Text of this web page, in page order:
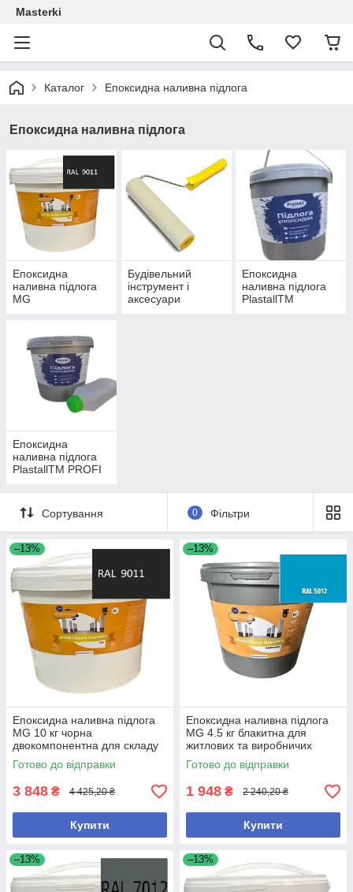
Masterki
Каталог Епоксидна наливна підлога
Епоксидна наливна підлога
Епоксидна
наливна підлога
MG
Будівельний
інструмент і
аксесуари
Епоксидна
наливна підлога
PlastallTM
Епоксидна
наливна підлога
PlastallTM PROFI
Сортування 0 Фільтри
–13%
Епоксидна наливна підлога
MG 10 кг чорна
двокомпонентна для складу
та гаражу з високою міцністю
Готово до відправки
3 848 ₴ 4 425,20 ₴
Купити
–13%
Епоксидна наливна підлога
MG 4.5 кг блакитна для
житлових та виробничих
приміщень з високою
зносостійкістю
Готово до відправки
1 948 ₴ 2 240,20 ₴
Купити
–13% –13%